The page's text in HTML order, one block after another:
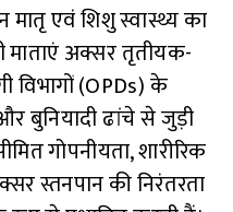
मातृ एवं शिशु स्वास्थ्य का
माताएं अक्सर तृतीयक-
विभागों (OPDs) के
बुनियादी ढांचे से जुड़ी
गोपनीयता, शारीरिक
स्तनपान की निरंतरता